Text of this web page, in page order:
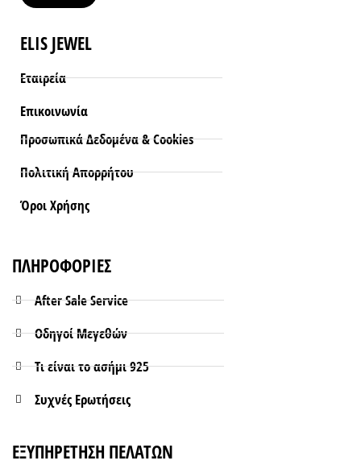
ΕΞΥΠΗΡΕΤΗΣΗ ΠΕΛΑΤΩΝ
ΠΛΗΡΟΦΟΡΙΕΣ
After Sale Service
Οδηγοί Μεγεθών
Τι είναι το ασήμι 925
Συχνές Ερωτήσεις
ELIS JEWEL
Εταιρεία
Επικοινωνία
Προσωπικά Δεδομένα & Cookies
Πολιτική Απορρήτου
Όροι Xρήσης